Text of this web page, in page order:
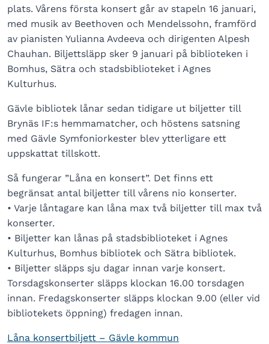
plats. Vårens första konsert går av stapeln 16 januari,
med musik av Beethoven och Mendelssohn, framförd
av pianisten Yulianna Avdeeva och dirigenten Alpesh
Chauhan. Biljettsläpp sker 9 januari på biblioteken i
Bomhus, Sätra och stadsbiblioteket i Agnes
Kulturhus.
Gävle bibliotek lånar sedan tidigare ut biljetter till
Brynäs IF:s hemmamatcher, och höstens satsning
med Gävle Symfoniorkester blev ytterligare ett
uppskattat tillskott.
Så fungerar ”Låna en konsert”. Det finns ett
begränsat antal biljetter till vårens nio konserter.
• Varje låntagare kan låna max två biljetter till max två
konserter.
• Biljetter kan lånas på stadsbiblioteket i Agnes
Kulturhus, Bomhus bibliotek och Sätra bibliotek.
• Biljetter släpps sju dagar innan varje konsert.
Torsdagskonserter släpps klockan 16.00 torsdagen
innan. Fredagskonserter släpps klockan 9.00 (eller vid
bibliotekets öppning) fredagen innan.
Låna konsertbiljett – Gävle kommun